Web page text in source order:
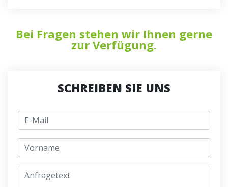
Bei Fragen stehen wir Ihnen gerne
zur Verfügung.
SCHREIBEN SIE UNS
E-Mail
jmeno
Anfragetext